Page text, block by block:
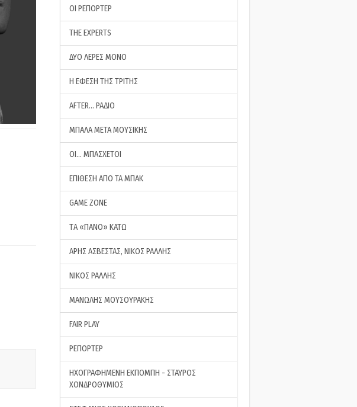
ΟΙ ΡΕΠΟΡΤΕΡ
THE EXPERTS
ΔΥΟ ΛΕΡΕΣ ΜΟΝΟ
Η ΕΦΕΣΗ ΤΗΣ ΤΡΙΤΗΣ
AFTER… ΡΑΔΙΟ
ΜΠΑΛΑ ΜΕΤΑ ΜΟΥΣΙΚΗΣ
ΟΙ… ΜΠΑΣΧΕΤΟΙ
ΕΠΙΘΕΣΗ ΑΠΟ ΤΑ ΜΠΑΚ
GAME ZONE
ΤA «ΠΑΝΟ» ΚΑΤΩ
ΑΡΗΣ ΑΣΒΕΣΤΑΣ, ΝΙΚΟΣ ΡΑΛΛΗΣ
ΝΙΚΟΣ ΡΑΛΛΗΣ
ΜΑΝΩΛΗΣ ΜΟΥΣΟΥΡΑΚΗΣ
FAIR PLAY
ΡΕΠΟΡΤΕΡ
ΗΧΟΓΡΑΦΗΜΕΝΗ ΕΚΠΟΜΠΗ - ΣΤΑΥΡΟΣ
ΧΟΝΔΡΟΘΥΜΙΟΣ